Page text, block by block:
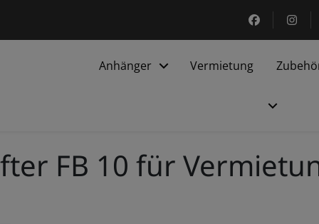
https://
Anhänger Vermietung
FB 10 für